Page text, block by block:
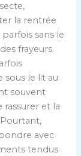
la rentrée
sans le
frayeurs.
le lit au
souvent
rassurer et la
avec
tendus